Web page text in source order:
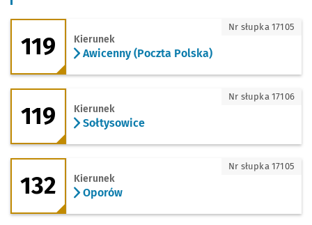
119 - kierunek Awicenny (Poczta
119 Kierunek
Awicenny (Poczta Polska)
Nr słupka 17105
119 - kierunek Sołtysowice
119 Kierunek
Sołtysowice
Nr słupka 17106
132 - kierunek Oporów
132 Kierunek
Oporów
Nr słupka 17105